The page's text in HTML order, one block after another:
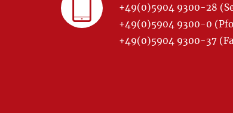
+49(0)5904 9300-28
+49(0)5904 9300-0
+49(0)5904 9300-37